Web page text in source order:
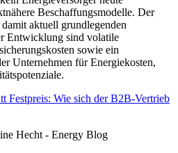
Beschaffungsmodelle. Der
aktuell grundlegenden
Entwicklung sind volatile
sowie ein
Unternehmen für Energiekosten,
Festpreis: Wie sich der B2B-Vertrieb
Hecht - Energy Blog